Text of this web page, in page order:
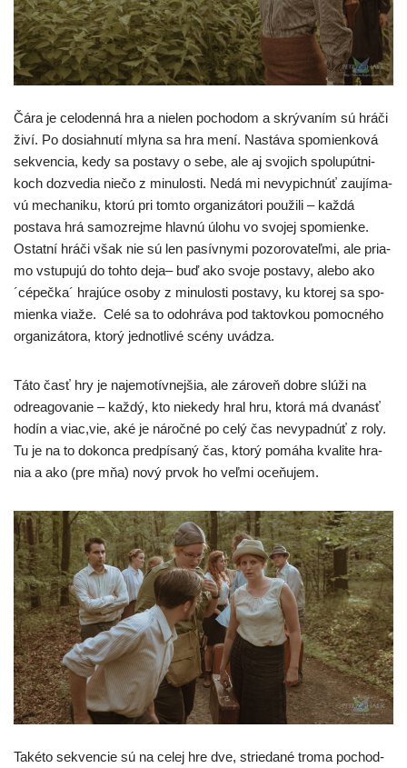
Čára je celo­den­ná hra a nie­len pocho­dom a skrý­va­ním sú hrá­či
živí. Po dosia­hnu­tí mly­na sa hra mení. Nastáva spo­mien­ko­vá
sek­ven­cia, kedy sa posta­vy o sebe, ale aj svo­jich spo­lu­pút­ni­
koch dozve­dia nie­čo z minu­los­ti. Nedá mi nevy­pic­hnúť zau­jí­ma­
vú mecha­ni­ku, kto­rú pri tom­to orga­ni­zá­to­ri pou­ži­li – kaž­dá
posta­va hrá samoz­rej­me hlav­nú úlo­hu vo svo­jej spo­mien­ke.
Ostatní hrá­či však nie sú len pasív­ny­mi pozo­ro­va­teľ­mi, ale pria­
mo vstu­pu­jú do toh­to deja– buď ako svo­je posta­vy, ale­bo ako
´cépeč­ka´ hra­jú­ce oso­by z minu­los­ti posta­vy, ku kto­rej sa spo­
mien­ka via­že. Celé sa to odo­hrá­va pod tak­tov­kou pomoc­né­ho
orga­ni­zá­to­ra, kto­rý jed­not­li­vé scé­ny uvádza.
Táto časť hry je naje­mo­tív­nej­šia, ale záro­veň dob­re slú­ži na
odre­a­go­va­nie – kaž­dý, kto nie­ke­dy hral hru, kto­rá má dva­násť
hodín a viac,vie, aké je nároč­né po celý čas nevy­pad­núť z roly.
Tu je na to dokon­ca pred­pí­sa­ný čas, kto­rý pomá­ha kva­li­te hra­
nia a ako (pre mňa) nový prvok ho veľ­mi oceňujem.
Takéto sek­ven­cie sú na celej hre dve, strie­da­né tro­ma pochod­